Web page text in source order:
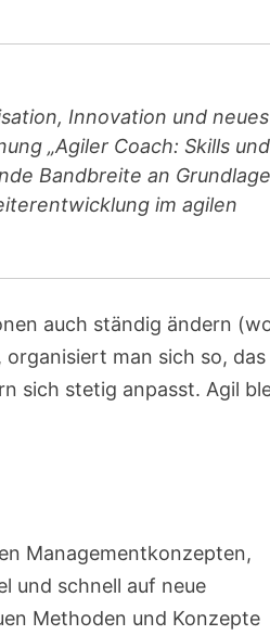
Innovation und neues
„Agiler Coach: Skills und
Bandbreite an
im agilen
auch ständig ändern
man sich so, das
sich stetig anpasst. Agil
Managementkonzepten,
und schnell auf neue
Methoden und Konzepte